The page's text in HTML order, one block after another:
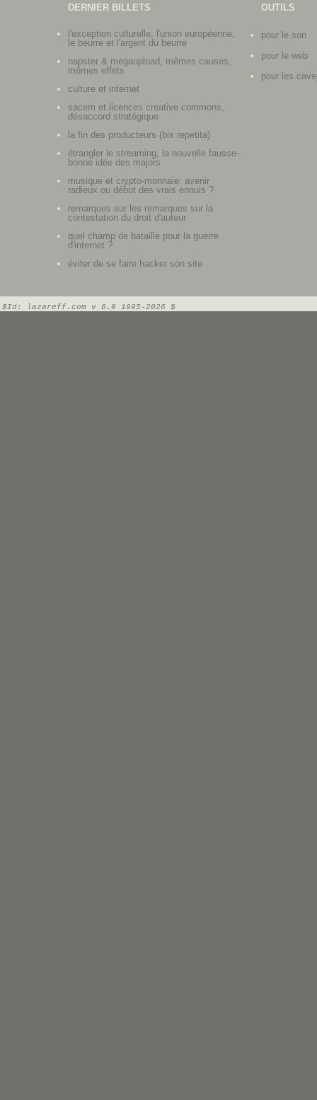
DERNIER BILLETS
l'exception culturelle, l'union européenne,
le beurre et l'argent du beurre
napster & megaupload, mêmes causes,
mêmes effets
culture et internet
sacem et licences creative commons,
désaccord stratégique
la fin des producteurs (bis repetita)
étrangler le streaming, la nouvelle fausse-
bonne idée des majors
musique et crypto-monnaie: avenir
radieux ou début des vrais ennuis ?
remarques sur les remarques sur la
contestation du droit d'auteur
quel champ de bataille pour la guerre
d'internet ?
éviter de se faire hacker son site
OUTILS
pour le son
pour le web
pour les
$Id: lazareff.com v 6.0 1995-2026 $